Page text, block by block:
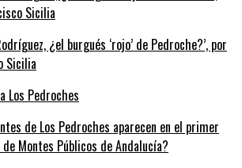
¿el burgués ‘rojo’ de Pedroche?’, por
Sicilia
de Los Pedroches aparecen en el primer
Montes Públicos de Andalucía?